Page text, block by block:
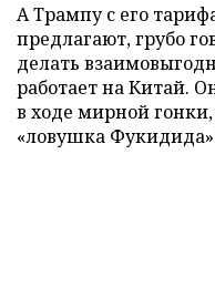
А Трампу с его
предлагают, грубо
делать
работает на Китай.
в ходе мирной
«ловушка Фукидида»